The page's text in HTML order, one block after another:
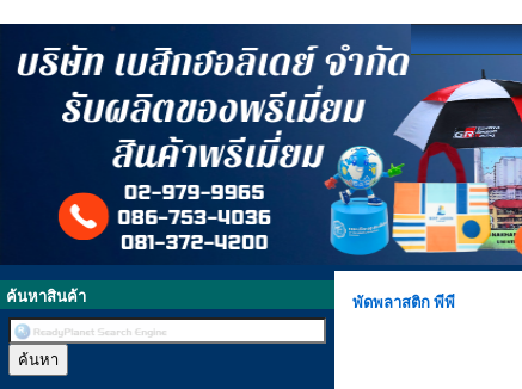
ค้นหาสินค้า พัดพลาสติก พีพี